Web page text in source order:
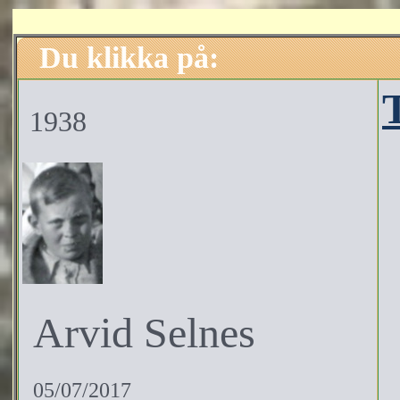
Du klikka på:
1938
Arvid Selnes
05/07/2017